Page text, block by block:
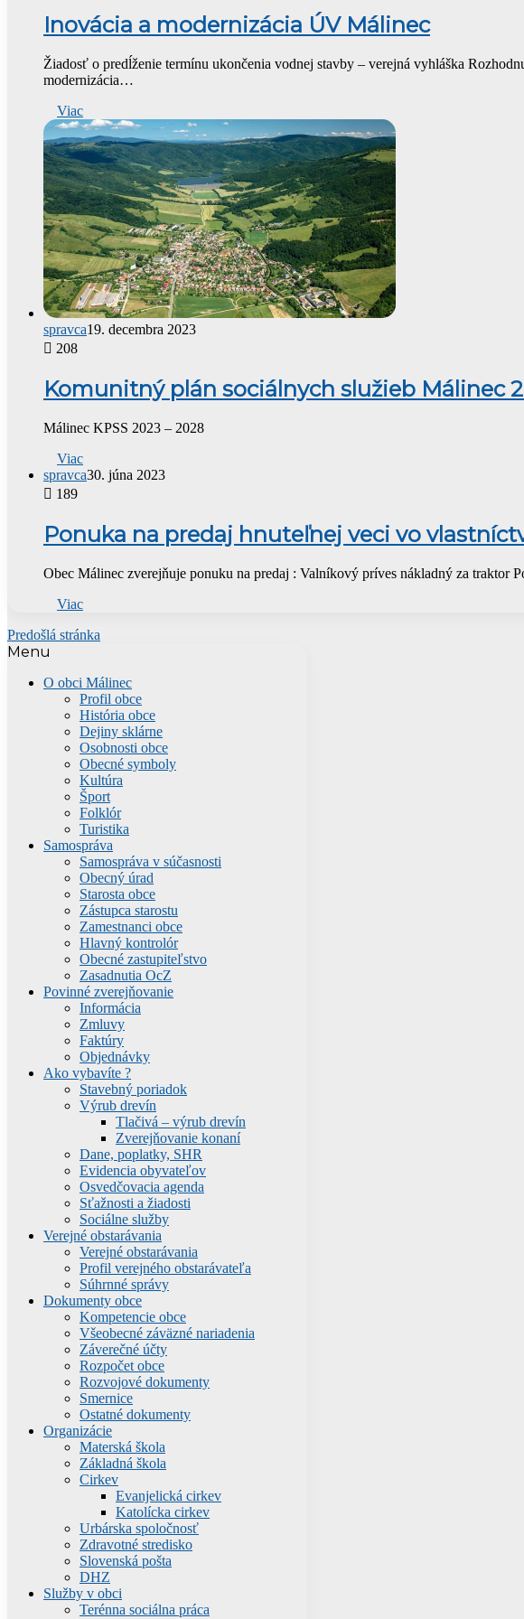
Inovácia a modernizácia ÚV Málinec
Žiadosť o predĺženie termínu ukončenia vodnej stavby – verejná vyhláška
modernizácia…
Viac
spravca19. decembra 2023
208
Komunitný plán sociálnych služieb Málinec
Málinec KPSS 2023 – 2028
Viac
spravca30. júna 2023
189
Ponuka na predaj hnuteľnej veci vo
Obec Málinec zverejňuje ponuku na predaj : Valníkový príves nákladný za traktor
Viac
Predošlá stránka
Menu
O obci Málinec
Profil obce
História obce
Dejiny sklárne
Osobnosti obce
Obecné symboly
Kultúra
Šport
Folklór
Turistika
Samospráva
Samospráva v súčasnosti
Obecný úrad
Starosta obce
Zástupca starostu
Zamestnanci obce
Hlavný kontrolór
Obecné zastupiteľstvo
Zasadnutia OcZ
Povinné zverejňovanie
Informácia
Zmluvy
Faktúry
Objednávky
Ako vybavíte ?
Stavebný poriadok
Výrub drevín
Tlačivá – výrub drevín
Zverejňovanie konaní
Dane, poplatky, SHR
Evidencia obyvateľov
Osvedčovacia agenda
Sťažnosti a žiadosti
Sociálne služby
Verejné obstarávania
Verejné obstarávania
Profil verejného obstarávateľa
Súhrnné správy
Dokumenty obce
Kompetencie obce
Všeobecné záväzné nariadenia
Záverečné účty
Rozpočet obce
Rozvojové dokumenty
Smernice
Ostatné dokumenty
Organizácie
Materská škola
Základná škola
Cirkev
Evanjelická cirkev
Katolícka cirkev
Urbárska spoločnosť
Zdravotné stredisko
Slovenská pošta
DHZ
Služby v obci
Terénna sociálna práca